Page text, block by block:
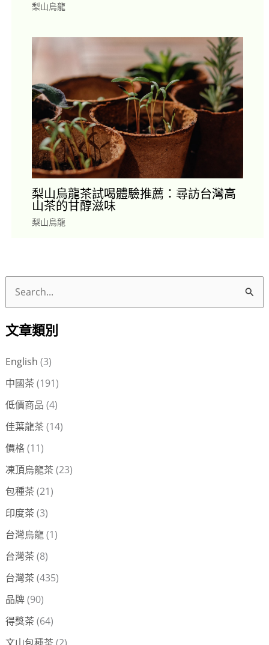
梨山烏龍
梨山烏龍茶試喝體驗推薦：尋訪台灣高
山茶的甘醇滋味
梨山烏龍
關
文章類別
English (3)
中國茶 (191)
低價商品 (4)
佳葉龍茶 (14)
價格(11)
凍頂烏龍茶 (23)
包種茶 (21)
印度茶 (3)
台灣烏龍(1)
台灣茶 (8)
台灣茶 (435)
品牌(90)
得獎茶 (64)